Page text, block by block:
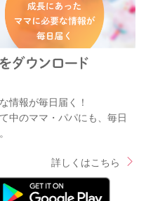
情報が毎日届く！
中のママ・パパにも、毎日
詳しくはこちら